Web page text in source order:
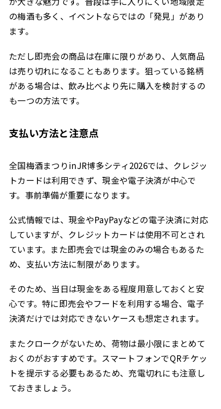
の梅酒も多く、イベントならではの「発見」があり
ます。
ただし即売会の商品は在庫に限りがあり、人気商品
は売り切れになることもあります。狙っている銘柄
がある場合は、飲み比べより先に購入を検討するの
も一つの方法です。
支払い方法と注意点
全国梅酒まつりinJR博多シティ2026では、クレジッ
トカードは利用できず、現金や電子決済が中心で
す。事前準備が重要になります。
公式情報では、現金やPayPayなどの電子決済に対応
していますが、クレジットカードは使用不可とされ
ています。また即売会では現金のみの場合もあるた
め、支払い方法に制限があります。
そのため、当日は現金をある程度用意しておくと安
心です。特に即売会やフードを利用する場合、電子
決済だけでは対応できないケースも想定されます。
またクロークがないため、荷物は最小限にまとめて
おくのがおすすめです。スマートフォンでQRチケッ
トを提示する必要もあるため、充電切れにも注意し
ておきましょう。